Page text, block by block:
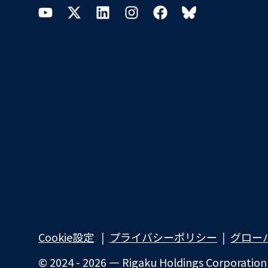
YouTubeTwitterLinkedInInstagramFacebookBluesky
© 2024 - 2026 — Rigaku Holdings
Cookie設定 プライバシーポリシー​ グロー